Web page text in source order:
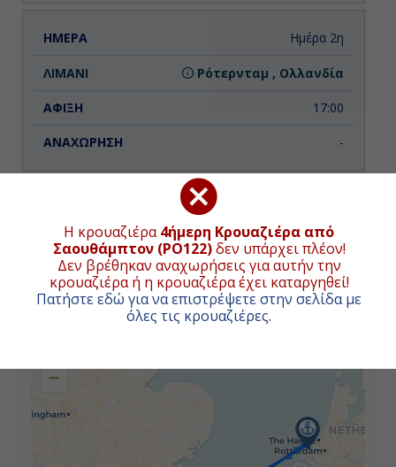
Η κρουαζιέρα4ήμερη Κρουαζιέρα από
Σαουθάμπτον (PO122)δεν υπάρχει πλέον!
Δεν βρέθηκαν αναχωρήσεις για αυτήν την
κρουαζιέρα ή η κρουαζιέρα έχει καταργηθεί!
Πατήστε εδώ για να επιστρέψετε στην σελίδα με
όλες τις κρουαζιέρες.
Ημέρα 2η
Ρότερνταμ , Ολλανδία
17:00
-
Ρότερνταμ , Ολλανδία
-
Ημέρα 4η
Εν Πλω
ΧΑΡΤΗΣ ΚΡΟΥΑΖΙΕΡΑΣ
Συνολική απόσταση κρουαζιέρας:476ναυτικά μίλια
(882χλμ.)
−